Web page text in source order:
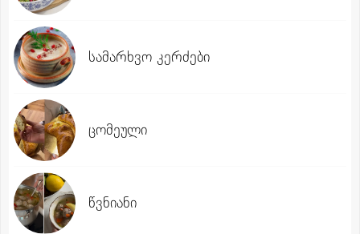
სამარხვო კერძები
ცომეული
წვნიანი